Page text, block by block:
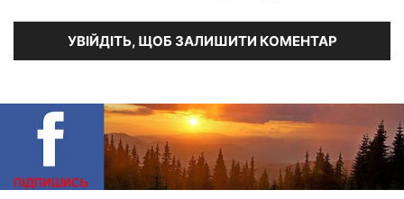
УВІЙДІТЬ, ЩОБ ЗАЛИШИТИ КОМЕНТАР